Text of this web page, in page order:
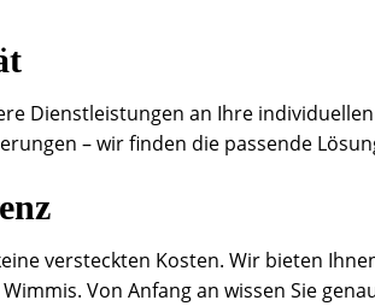
Dienstleistungen an Ihre
– wir finden die passende
versteckten Kosten. Wir bieten
Von Anfang an wissen Sie